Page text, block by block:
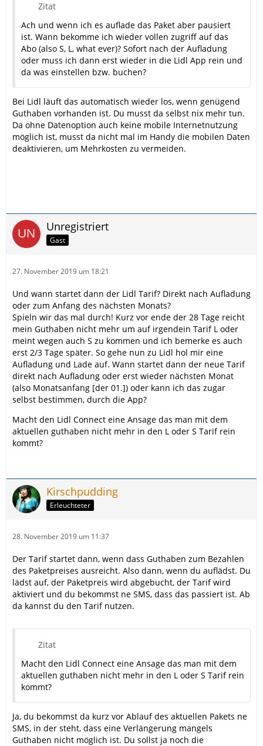
Zitat
Ach und wenn ich es auflade das Paket aber pausiert
ist. Wann bekomme ich wieder vollen zugriff auf das
Abo (also S, L, what ever)? Sofort nach der Aufladung
oder muss ich dann erst wieder in die Lidl App rein und
da was einstellen bzw. buchen?
Bei Lidl läuft das automatisch wieder los, wenn genügend
Guthaben vorhanden ist. Du musst da selbst nix mehr tun.
Da ohne Datenoption auch keine mobile Internetnutzung
möglich ist, musst da nicht mal im Handy die mobilen Daten
deaktivieren, um Mehrkosten zu vermeiden.
Unregistriert
Gast
27. November 2019 um 18:21
Und wann startet dann der Lidl Tarif? Direkt nach Aufladung
oder zum Anfang des nächsten Monats?
Spieln wir das mal durch! Kurz vor ende der 28 Tage reicht
mein Guthaben nicht mehr um auf irgendein Tarif L oder
meint wegen auch S zu kommen und ich bemerke es auch
erst 2/3 Tage später. So gehe nun zu Lidl hol mir eine
Aufladung und Lade auf. Wann startet dann der neue Tarif
direkt nach Aufladung oder erst wieder nächsten Monat
(also Monatsanfang [der 01.]) oder kann ich das zugar
selbst bestimmen, durch die App?
Macht den Lidl Connect eine Ansage das man mit dem
aktuellen guthaben nicht mehr in den L oder S Tarif rein
kommt?
Kirschpudding
Erleuchteter
28. November 2019 um 11:37
Der Tarif startet dann, wenn dass Guthaben zum Bezahlen
des Paketpreises ausreicht. Also dann, wenn du auflädst. Du
lädst auf, der Paketpreis wird abgebucht, der Tarif wird
aktiviert und du bekommst ne SMS, dass das passiert ist. Ab
da kannst du den Tarif nutzen.
Zitat
Macht den Lidl Connect eine Ansage das man mit dem
aktuellen guthaben nicht mehr in den L oder S Tarif rein
kommt?
Ja, du bekommst da kurz vor Ablauf des aktuellen Pakets ne
SMS, in der steht, dass eine Verlängerung mangels
Guthaben nicht möglich ist. Du sollst ja noch die